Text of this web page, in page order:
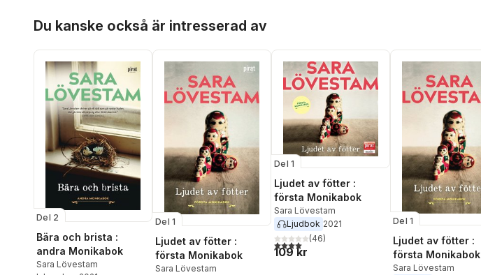
Du kanske också är intresserad av
Del 2
Bära och brista :
andra Monikabok
Sara Lövestam
Del 1
Ljudet av fötter :
första Monikabok
Sara Lövestam
Del 1
Ljudet av fötter :
första Monikabok
Sara Lövestam
Ljudbok 2021
4,0utav 5 stjärnor. Totalt antal röster:
(46)
109 kr
Del 1
Ljudet av fötter :
första Monikabok
Sara Lövestam